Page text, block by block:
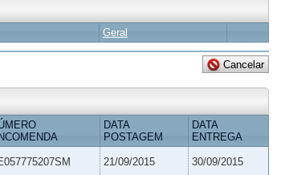
Geral
DATA
POSTAGEM
DATA
ENTREGA
21/09/2015 30/09/2015